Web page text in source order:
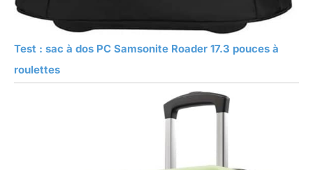
Test : sac à dos PC Samsonite Roader 17.3 pouces à
roulettes